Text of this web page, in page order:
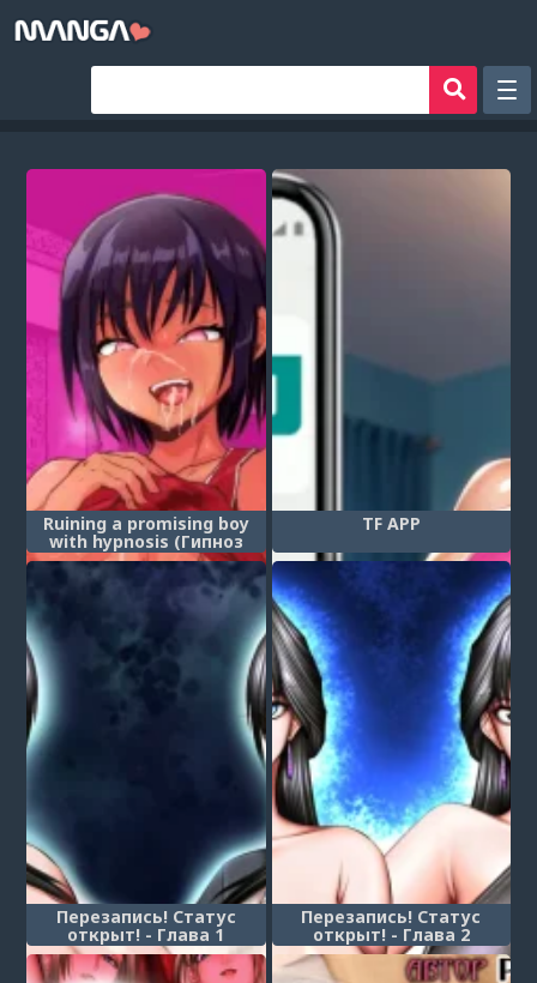
Фильтр
Авторы
Аниме хентай
Сборники манги
Sign in
Register
Ruining a promising boy
with hypnosis (Гипноз
для подающего
надежды парня)
TF APP
Перезапись! Статус
открыт! - Глава 1
(Kakikae Kanou! Status
Open!)
Перезапись! Статус
открыт! - Глава 2
(Kakikae Kanou! Status
Open!)